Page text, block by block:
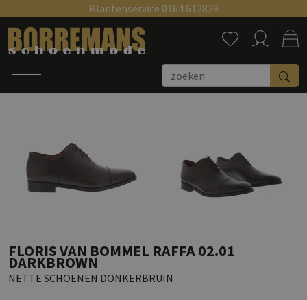
Klantenservice 0164 612829 Zoeken
FLORIS VAN BOMMEL RAFFA 02.01
DARKBROWN
NETTE SCHOENEN DONKERBRUIN